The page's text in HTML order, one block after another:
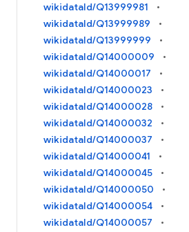
wikidataId/Q13999981
wikidataId/Q13999989
wikidataId/Q13999999
wikidataId/Q14000009
wikidataId/Q14000017
wikidataId/Q14000023
wikidataId/Q14000028
wikidataId/Q14000032
wikidataId/Q14000037
wikidataId/Q14000041
wikidataId/Q14000045
wikidataId/Q14000050
wikidataId/Q14000054
wikidataId/Q14000057